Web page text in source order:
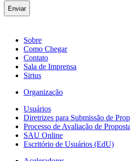
Sobre
Como Chegar
Contato
Sala de Imprensa
Sirius
Organização
Usuários
Diretrizes para Submissão de
Processo de Avaliação de
SAU Online
Escritório de Usuários (EdU)